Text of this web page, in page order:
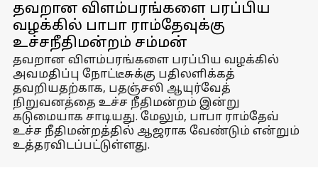
தவறான விளம்பரங்களை பரப்பிய
வழக்கில் பாபா ராம்தேவுக்கு
உச்சநீதிமன்றம் சம்மன்
தவறான விளம்பரங்களை பரப்பிய வழக்கில்
அவமதிப்பு நோட்டீசுக்கு பதிலளிக்கத்
தவறியதற்காக, பதஞ்சலி ஆயுர்வேத்
நிறுவனத்தை உச்ச நீதிமன்றம் இன்று
கடுமையாக சாடியது. மேலும், பாபா ராம்தேவ்
உச்ச நீதிமன்றத்தில் ஆஜராக வேண்டும் என்றும்
உத்தரவிடப்பட்டுள்ளது.